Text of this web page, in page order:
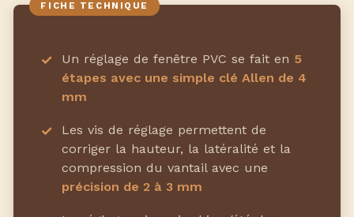
Un réglage de fenêtre PVC se fait en 5
étapes avec une simple clé Allen de 4
mm
Les vis de réglage permettent de
corriger la hauteur, la latéralité et la
compression du vantail avec une
précision de 2 à 3 mm